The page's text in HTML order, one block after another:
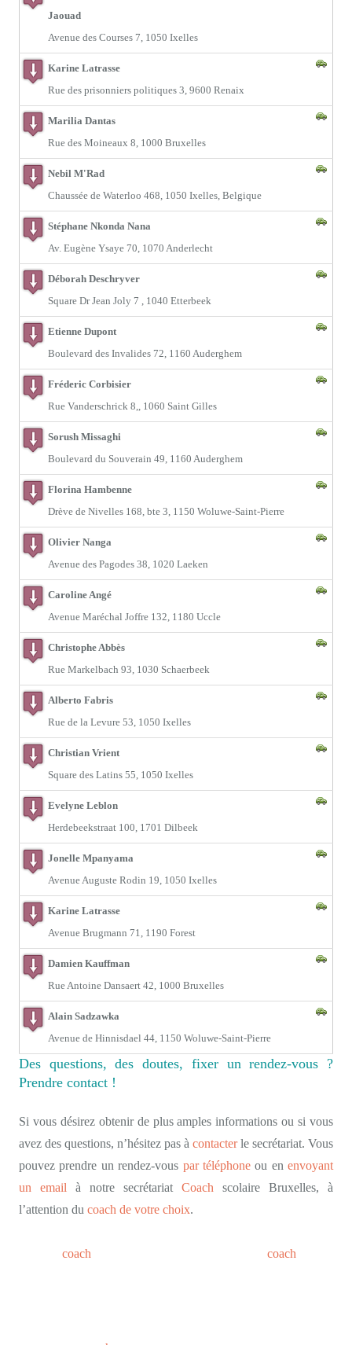
Jaouad
Avenue des Courses 7, 1050 Ixelles
Karine Latrasse
Rue des prisonniers politiques 3, 9600 Renaix
Marilia Dantas
Rue des Moineaux 8, 1000 Bruxelles
Nebil M'Rad
Chaussée de Waterloo 468, 1050 Ixelles, Belgique
Stéphane Nkonda Nana
Av. Eugène Ysaye 70, 1070 Anderlecht
Déborah Deschryver
Square Dr Jean Joly 7 , 1040 Etterbeek
Etienne Dupont
Boulevard des Invalides 72, 1160 Auderghem
Fréderic Corbisier
Rue Vanderschrick 8,, 1060 Saint Gilles
Sorush Missaghi
Boulevard du Souverain 49, 1160 Auderghem
Florina Hambenne
Drève de Nivelles 168, bte 3, 1150 Woluwe-Saint-Pierre
Olivier Nanga
Avenue des Pagodes 38, 1020 Laeken
Caroline Angé
Avenue Maréchal Joffre 132, 1180 Uccle
Christophe Abbès
Rue Markelbach 93, 1030 Schaerbeek
Alberto Fabris
Rue de la Levure 53, 1050 Ixelles
Christian Vrient
Square des Latins 55, 1050 Ixelles
Evelyne Leblon
Herdebeekstraat 100, 1701 Dilbeek
Jonelle Mpanyama
Avenue Auguste Rodin 19, 1050 Ixelles
Karine Latrasse
Avenue Brugmann 71, 1190 Forest
Damien Kauffman
Rue Antoine Dansaert 42, 1000 Bruxelles
Alain Sadzawka
Avenue de Hinnisdael 44, 1150 Woluwe-Saint-Pierre
Des questions, des doutes, fixer un rendez-vous ?
Prendre contact !
Si vous désirez obtenir de plus amples informations ou si vous
avez des questions, n’hésitez pas à contacterle secrétariat. Vous
pouvez prendre un rendez-vous par téléphoneou en envoyant
un email à notre secrétariat Coach scolaire Bruxelles, à
l’attention du coach de votre choix.
coach
coach